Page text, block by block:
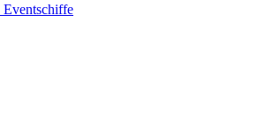
Eventschiffe